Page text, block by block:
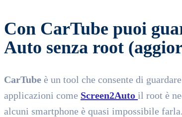
Con CarTube puoi
Auto senza root
CarTube è un tool che consente di
applicazioni come Screen2Auto il root è
alcuni smartphone è quasi impossibile farla.